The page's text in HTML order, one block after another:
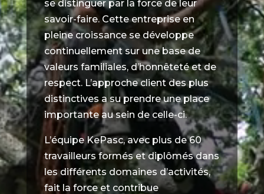
se distinguer par la force de leur
savoir-faire. Cette entreprise en
pleine croissance se développe
continuellement sur une base de
valeurs familiales, d’honnêteté et de
respect. L’approche client des plus
distinctives a su prendre une place
importante au sein de celle-ci.
L’équipe KePasc, avec plus de 60
travailleurs formés et diplômés dans
les différents domaines d’activités,
fait la force et contribue